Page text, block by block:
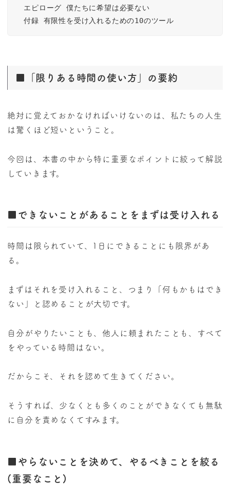
エピローグ 僕たちに希望は必要ない
付録 有限性を受け入れるための10のツール
■「限りある時間の使い方」の要約
絶対に覚えておかなければいけないのは、私たちの人生
は驚くほど短いということ。
今回は、本書の中から特に重要なポイントに絞って解説
していきます。
できないことがあることをまずは受け入れる
時間は限られていて、1日にできることにも限界があ
る。
まずはそれを受け入れること、つまり「何もかもはでき
ない」と認めることが大切です。
自分がやりたいことも、他人に頼まれたことも、すべて
をやっている時間はない。
だからこそ、それを認めて生きてください。
そうすれば、少なくとも多くのことができなくても無駄
に自分を責めなくてすみます。
■やらないことを決めて、やるべきことを絞る
(重要なこと)